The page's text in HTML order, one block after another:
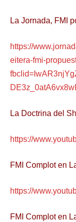
La Jornada, FMI
https://
eitera-fmi-
La Doctrina del
https://
FMI Complot en
https://
FMI Complot en